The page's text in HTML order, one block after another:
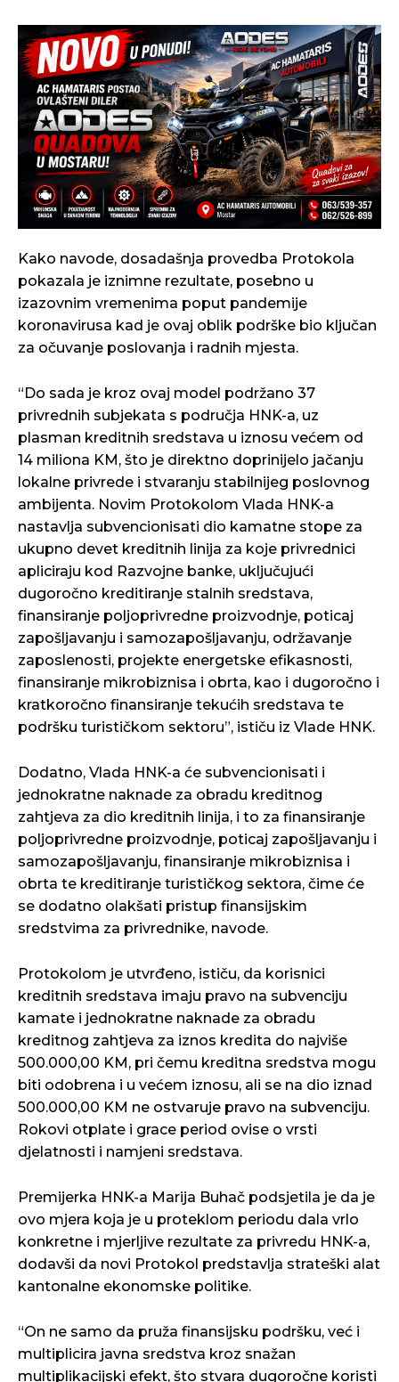
Kako navode, dosadašnja provedba Protokola
pokazala je iznimne rezultate, posebno u
izazovnim vremenima poput pandemije
koronavirusa kad je ovaj oblik podrške bio ključan
za očuvanje poslovanja i radnih mjesta.
“Do sada je kroz ovaj model podržano 37
privrednih subjekata s područja HNK-a, uz
plasman kreditnih sredstava u iznosu većem od
14 miliona KM, što je direktno doprinijelo jačanju
lokalne privrede i stvaranju stabilnijeg poslovnog
ambijenta. Novim Protokolom Vlada HNK-a
nastavlja subvencionisati dio kamatne stope za
ukupno devet kreditnih linija za koje privrednici
apliciraju kod Razvojne banke, uključujući
dugoročno kreditiranje stalnih sredstava,
finansiranje poljoprivredne proizvodnje, poticaj
zapošljavanju i samozapošljavanju, održavanje
zaposlenosti, projekte energetske efikasnosti,
finansiranje mikrobiznisa i obrta, kao i dugoročno i
kratkoročno finansiranje tekućih sredstava te
podršku turističkom sektoru”, ističu iz Vlade HNK.
Dodatno, Vlada HNK-a će subvencionisati i
jednokratne naknade za obradu kreditnog
zahtjeva za dio kreditnih linija, i to za finansiranje
poljoprivredne proizvodnje, poticaj zapošljavanju i
samozapošljavanju, finansiranje mikrobiznisa i
obrta te kreditiranje turističkog sektora, čime će
se dodatno olakšati pristup finansijskim
sredstvima za privrednike, navode.
Protokolom je utvrđeno, ističu, da korisnici
kreditnih sredstava imaju pravo na subvenciju
kamate i jednokratne naknade za obradu
kreditnog zahtjeva za iznos kredita do najviše
500.000,00 KM, pri čemu kreditna sredstva mogu
biti odobrena i u većem iznosu, ali se na dio iznad
500.000,00 KM ne ostvaruje pravo na subvenciju.
Rokovi otplate i grace period ovise o vrsti
djelatnosti i namjeni sredstava.
Premijerka HNK-a Marija Buhač podsjetila je da je
ovo mjera koja je u proteklom periodu dala vrlo
konkretne i mjerljive rezultate za privredu HNK-a,
dodavši da novi Protokol predstavlja strateški alat
kantonalne ekonomske politike.
“On ne samo da pruža finansijsku podršku, već i
multiplicira javna sredstva kroz snažan
multiplikacijski efekt, što stvara dugoročne koristi